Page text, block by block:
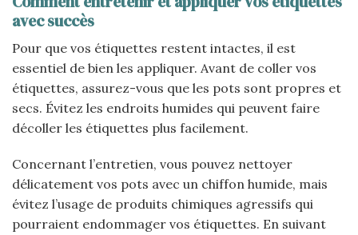
avec succès
Pour que vos étiquettes restent intactes, il est
essentiel de bien les appliquer. Avant de coller vos
étiquettes, assurez-vous que les pots sont propres et
secs. Évitez les endroits humides qui peuvent faire
décoller les étiquettes plus facilement.
Concernant l’entretien, vous pouvez nettoyer
délicatement vos pots avec un chiffon humide, mais
évitez l’usage de produits chimiques agressifs qui
pourraient endommager vos étiquettes. En suivant